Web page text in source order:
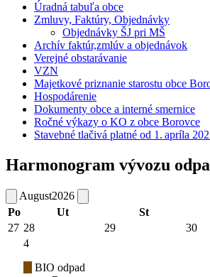
Úradná tabuľa obce
Zmluvy, Faktúry, Objednávky
Objednávky ŠJ pri MŠ
Archív faktúr,zmlúv a objednávok
Verejné obstarávanie
VZN
Majetkové priznanie starostu obce
Hospodárenie
Dokumenty obce a interné smernice
Ročné výkazy o KO z obce Borovce
Stavebné tlačivá platné od 1. apríla
Harmonogram vývozu
August2026
Po
Ut St
27 28 29 30
4
BIO odpad